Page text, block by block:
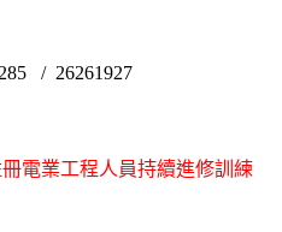
/ 26261927
電業工程人員持續進修訓練